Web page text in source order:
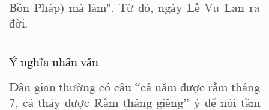
Bồn Pháp) mà làm". Từ đó, ngày Lễ Vu Lan ra
đời.
Ý nghĩa nhân văn
Dân gian thường có câu “cả năm được rằm tháng
7, cả thảy được Rằm tháng giêng” ý để nói tầm